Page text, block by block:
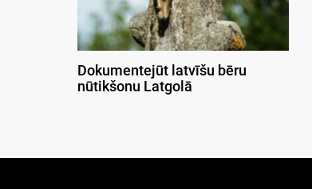
Dokumentejūt latvīšu bēru
nūtikšonu Latgolā